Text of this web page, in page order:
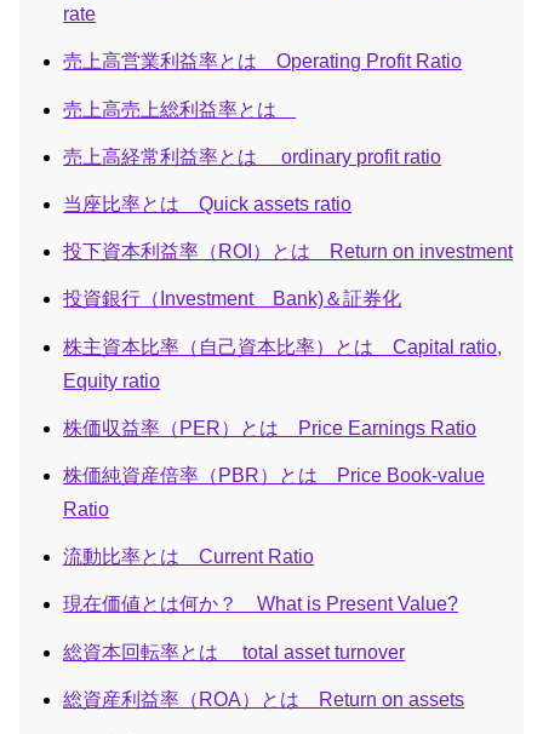
rate
売上高営業利益率とは Operating Profit Ratio
売上高売上総利益率とは
売上高経常利益率とは ordinary profit ratio
当座比率とは Quick assets ratio
投下資本利益率（ROI）とは Return on investment
投資銀行（Investment Bank)＆証券化
株主資本比率（自己資本比率）とは Capital ratio,
Equity ratio
株価収益率（PER）とは Price Earnings Ratio
株価純資産倍率（PBR）とは Price Book-value
Ratio
流動比率とは Current Ratio
現在価値とは何か？ What is Present Value?
総資本回転率とは total asset turnover
総資産利益率（ROA）とは Return on assets